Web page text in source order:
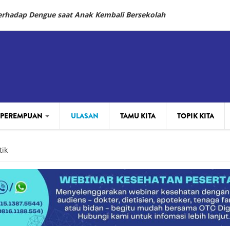
Dengue saat Anak Kembali Bersekolah
ULASAN TAMU KITA TOPIK KITA